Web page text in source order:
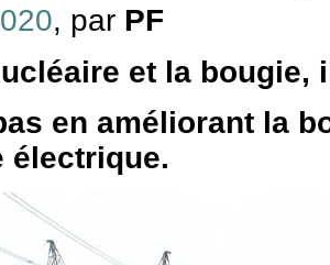
, par PF
et la bougie,
en améliorant la
électrique.